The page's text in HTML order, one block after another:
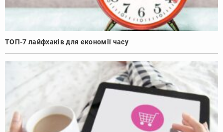
ТОП-7 лайфхаків для економії часу